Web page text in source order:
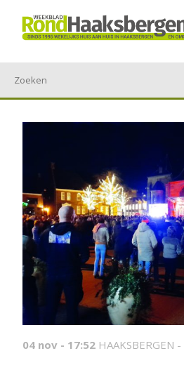
04 nov - 17:52 HAAKSBERGEN -